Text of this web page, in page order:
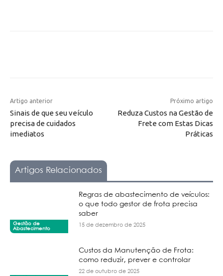
Artigo anterior
Sinais de que seu veículo
precisa de cuidados
imediatos
Próximo artigo
Reduza Custos na Gestão de
Frete com Estas Dicas
Práticas
Artigos Relacionados
Gestão de
Abastecimento
Regras de abastecimento de veículos:
o que todo gestor de frota precisa
saber
15 de dezembro de 2025
Custos da Manutenção de Frota:
como reduzir, prever e controlar
22 de outubro de 2025